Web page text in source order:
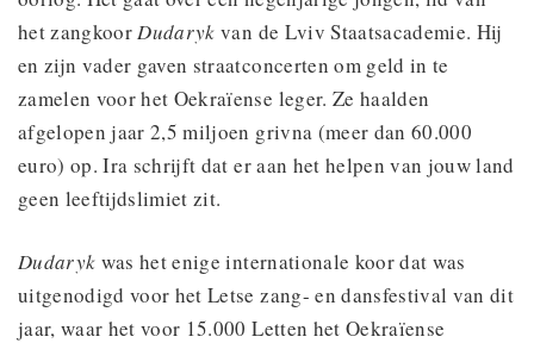
het zangkoorDudaryk van de Lviv Staatsacademie. Hij
en zijn vader gaven straatconcerten om geld in te
zamelen voor het Oekraïense leger. Ze haalden
afgelopen jaar 2,5 miljoen grivna (meer dan 60.000
euro) op. Ira schrijft dat er aan het helpen van jouw land
geen leeftijdslimiet zit.
Dudaryk was het enige internationale koor dat was
uitgenodigd voor het Letse zang- en dansfestival van dit
jaar, waar het voor 15.000 Letten het Oekraïense